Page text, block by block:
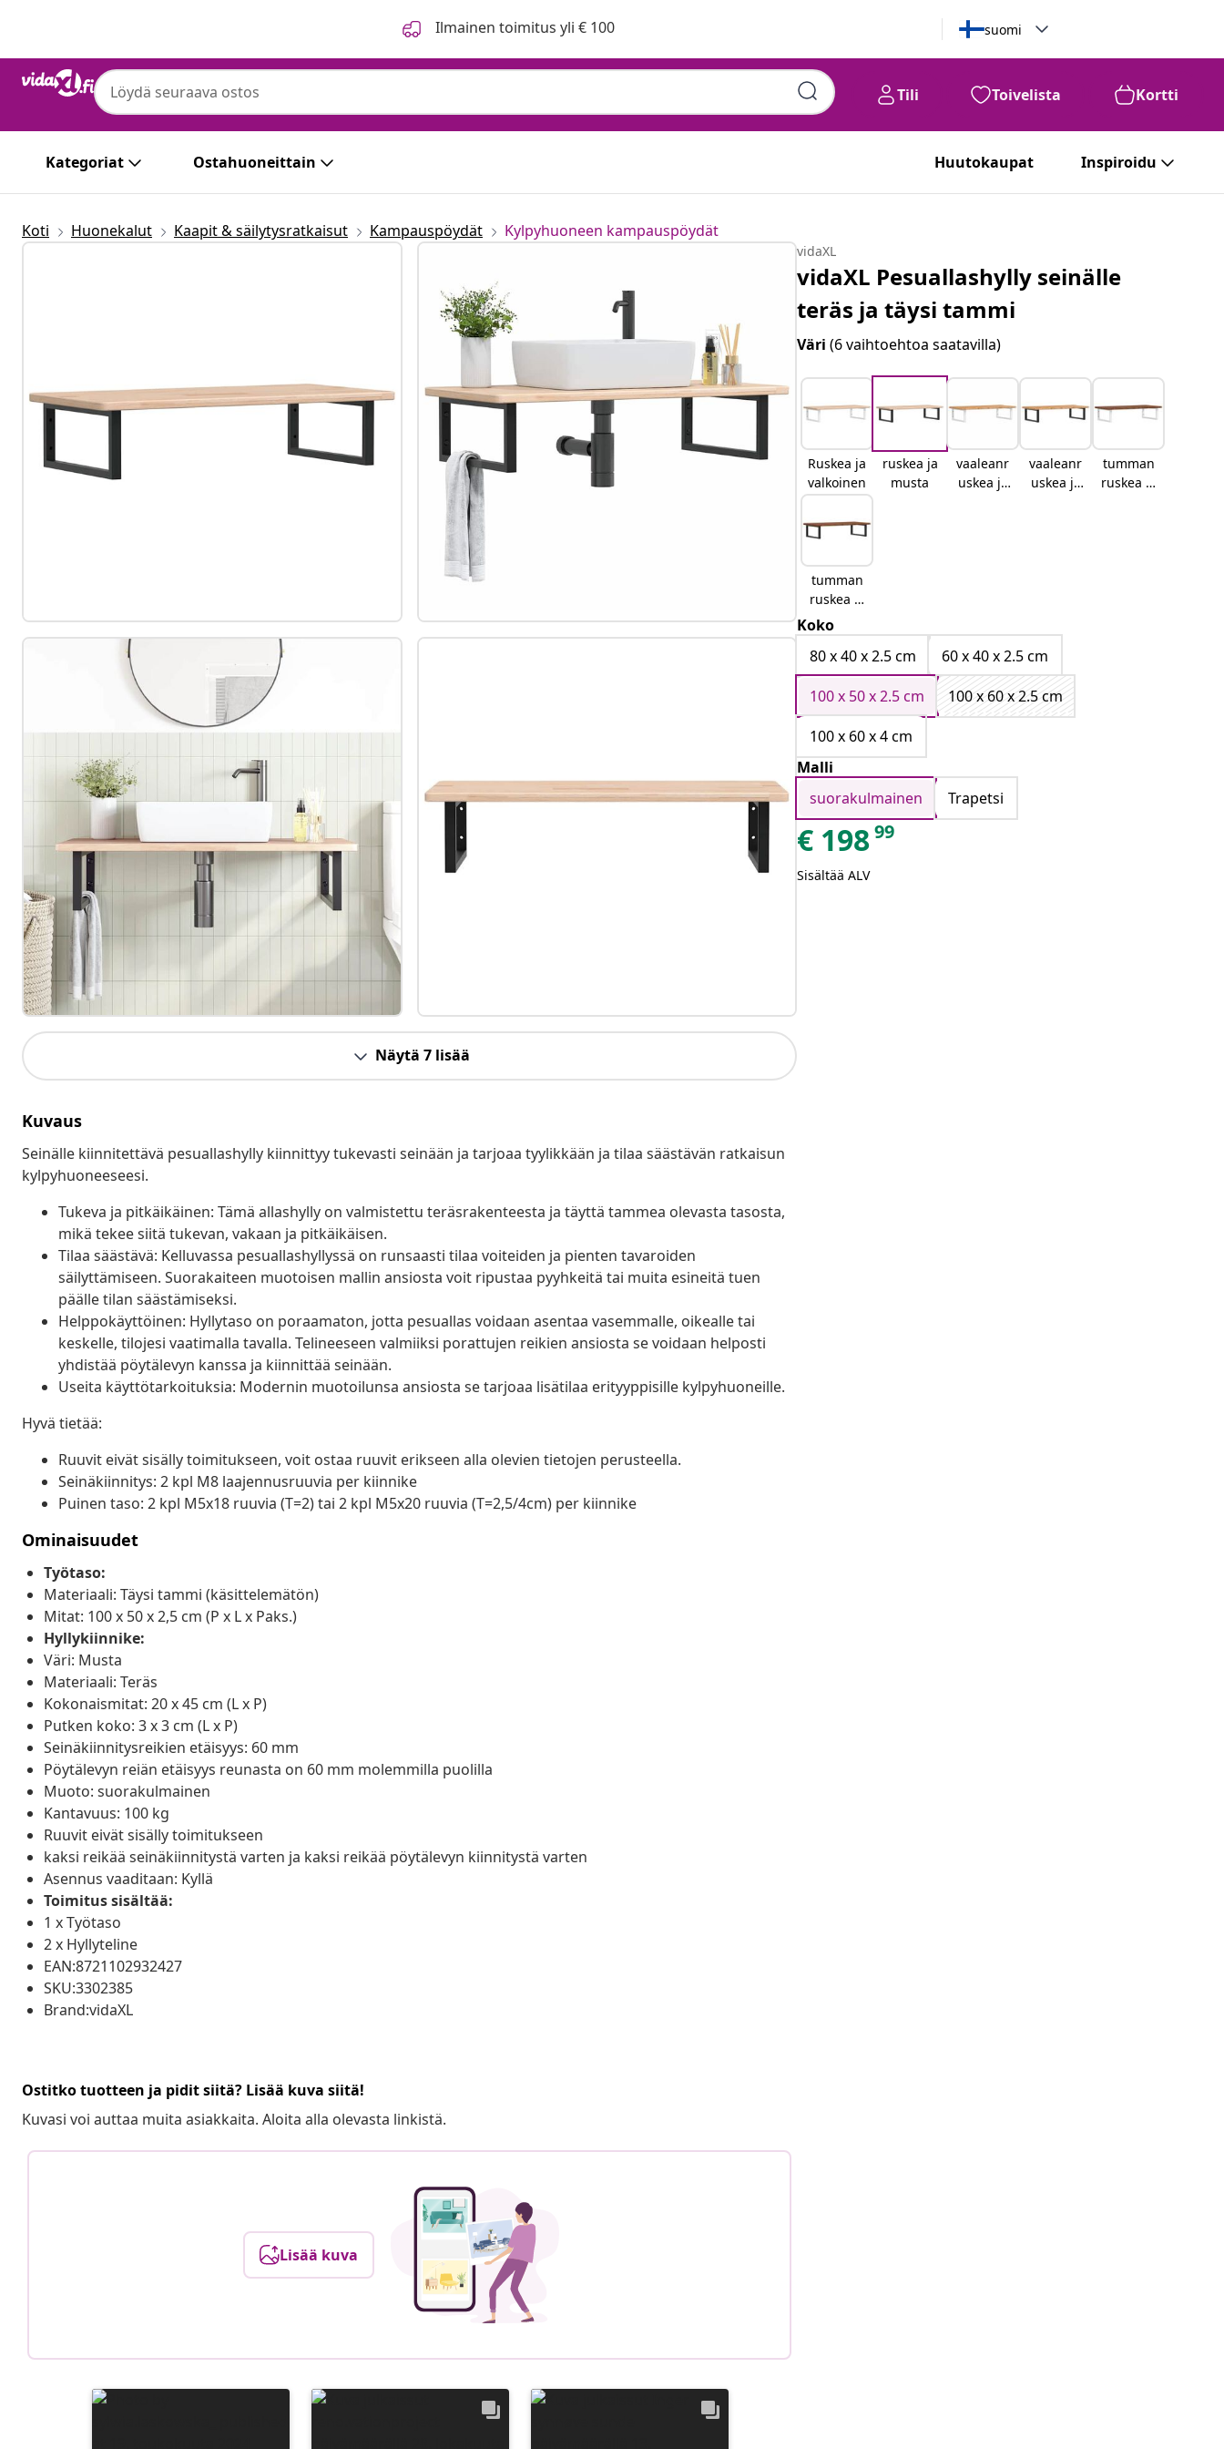
Ilmainen toimitus yli € 100 suomi
Tili Toivelista Kortti
Kategoriat Ostahuoneittain Huutokaupat Inspiroidu
Koti Huonekalut Kaapit & säilytysratkaisut Kampauspöydät Kylpyhuoneen kampauspöydät
Näytä 7 lisää
Kuvaus
Seinälle kiinnitettävä pesuallashylly kiinnittyy tukevasti seinään ja tarjoaa tyylikkään ja tilaa säästävän ratkaisun
kylpyhuoneeseesi.
Tukeva ja pitkäikäinen: Tämä allashylly on valmistettu teräsrakenteesta ja täyttä tammea olevasta tasosta,
mikä tekee siitä tukevan, vakaan ja pitkäikäisen.
Tilaa säästävä: Kelluvassa pesuallashyllyssä on runsaasti tilaa voiteiden ja pienten tavaroiden
säilyttämiseen. Suorakaiteen muotoisen mallin ansiosta voit ripustaa pyyhkeitä tai muita esineitä tuen
päälle tilan säästämiseksi.
Helppokäyttöinen: Hyllytaso on poraamaton, jotta pesuallas voidaan asentaa vasemmalle, oikealle tai
keskelle, tilojesi vaatimalla tavalla. Telineeseen valmiiksi porattujen reikien ansiosta se voidaan helposti
yhdistää pöytälevyn kanssa ja kiinnittää seinään.
Useita käyttötarkoituksia: Modernin muotoilunsa ansiosta se tarjoaa lisätilaa erityyppisille kylpyhuoneille.
Hyvä tietää:
Ruuvit eivät sisälly toimitukseen, voit ostaa ruuvit erikseen alla olevien tietojen perusteella.
Seinäkiinnitys: 2 kpl M8 laajennusruuvia per kiinnike
Puinen taso: 2 kpl M5x18 ruuvia (T=2) tai 2 kpl M5x20 ruuvia (T=2,5/4cm) per kiinnike
Ominaisuudet
Työtaso:
Materiaali: Täysi tammi (käsittelemätön)
Mitat: 100 x 50 x 2,5 cm (P x L x Paks.)
Hyllykiinnike:
Väri: Musta
Materiaali: Teräs
Kokonaismitat: 20 x 45 cm (L x P)
Putken koko: 3 x 3 cm (L x P)
Seinäkiinnitysreikien etäisyys: 60 mm
Pöytälevyn reiän etäisyys reunasta on 60 mm molemmilla puolilla
Muoto: suorakulmainen
Kantavuus: 100 kg
Ruuvit eivät sisälly toimitukseen
kaksi reikää seinäkiinnitystä varten ja kaksi reikää pöytälevyn kiinnitystä varten
Asennus vaaditaan: Kyllä
Toimitus sisältää:
1 x Työtaso
2 x Hyllyteline
EAN:8721102932427
SKU:3302385
Brand:vidaXL
Ostitko tuotteen ja pidit siitä? Lisää kuva siitä!
Kuvasi voi auttaa muita asiakkaita. Aloita alla olevasta linkistä.
Lisää kuva
vidaXL
vidaXL Pesuallashylly seinälle
teräs ja täysi tammi
Väri(6 vaihtoehtoa saatavilla)
Ruskea ja
valkoinen
ruskea ja
musta
vaaleanr
uskea ja
vaaleanr
uskea ja
tumman
ruskea ja
tumman
ruskea ja
musta
Koko
80 x 40 x 2.5 cm
60 x 40 x 2.5 cm
100 x 50 x 2.5 cm
100 x 60 x 2.5 cm
100 x 60 x 4 cm
Malli
suorakulmainen
Trapetsi
€ 19899
Sisältää ALV